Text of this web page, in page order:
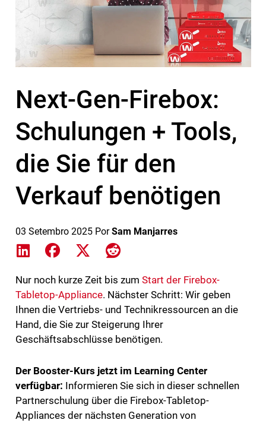
Next-Gen-Firebox:
Schulungen + Tools,
die Sie für den
Verkauf benötigen
03 Setembro 2025 PorSam Manjarres
Share on LinkedIn
Share on Facebook
Share on XShare on Reddit
Nur noch kurze Zeit bis zum Start der Firebox-
Tabletop-Appliance. Nächster Schritt: Wir geben
Ihnen die Vertriebs- und Technikressourcen an die
Hand, die Sie zur Steigerung Ihrer
Geschäftsabschlüsse benötigen.
Der Booster-Kurs jetzt im Learning Center
verfügbar: Informieren Sie sich in dieser schnellen
Partnerschulung über die Firebox-Tabletop-
Appliances der nächsten Generation von